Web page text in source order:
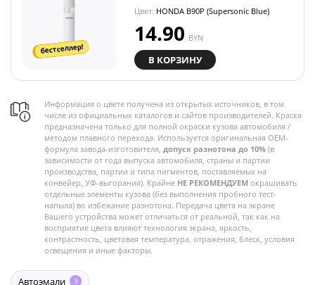
бестселлер!
Цвет: HONDA B90P (Supersonic Blue)
14.90 BYN
В КОРЗИНУ
Информация о цвете получена из открытых источников, в том
числе из официальных каталогов и сайтов производителей. Краска
предназначена только для полной окраски кузова автомобиля /
методом плавного перехода. Используется оригинальная OEM-
формула завода-изготовителя, допуск разнотона до 10% (в
зависимости от года выпуска автомобиля, страны и партии
производства, партии и типа пигментов, поставляемых на
конвейер, УФ-выгорания). Крайне НЕ РЕКОМЕНДУЕМ окрашивать
отдельные элементы кузова (без выполнения пробного тест-
напыла) во избежание разнотона. Передача цвета на экране
Вашего устройства может отличаться от реальной, так как на
восприятие цвета влияют технология экрана, яркость,
контрастность, цветовая температура, отражения, блеск, условия
освещения и иные факторы.
Автоэмали 3